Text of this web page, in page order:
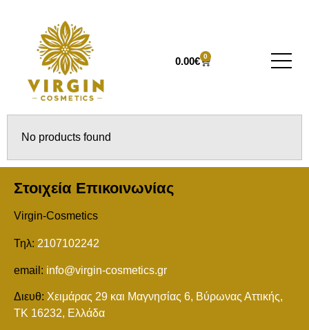
0.00€ 0
No products found
Στοιχεία Επικοινωνίας
Virgin-Cosmetics
Τηλ: 2107102242
email: info@virgin-cosmetics.gr
Διευθ: Χειμάρας 29 και Mαγνησίας 6, Βύρωνας Αττικής,
ΤΚ 16232, Ελλάδα